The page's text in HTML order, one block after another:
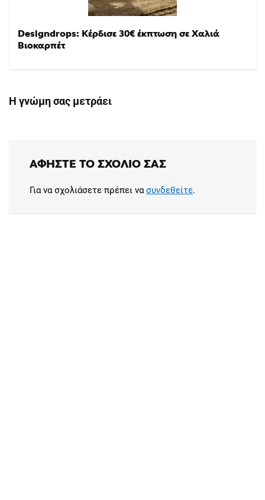
Designdrops: Κέρδισε 30€ έκπτωση σε Χαλιά
Βιοκαρπέτ
Η γνώμη σας μετράει
ΑΦΉΣΤΕ ΤΟ ΣΧΌΛΙΟ ΣΑΣ
Για να σχολιάσετε πρέπει νασυνδεθείτε.